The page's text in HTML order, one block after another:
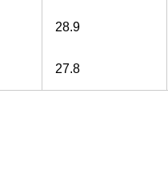
28.9
27.8